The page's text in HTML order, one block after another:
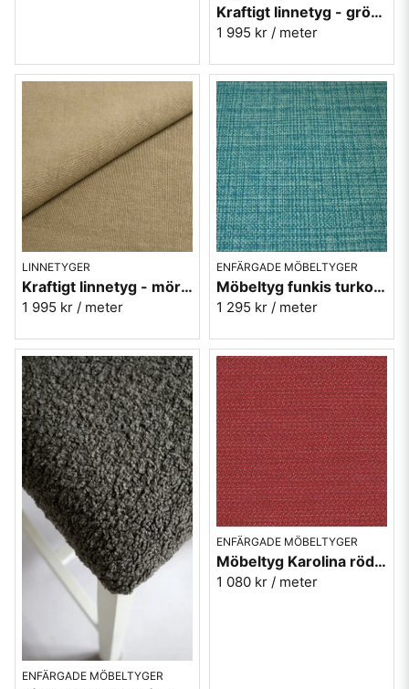
Kraftigt linnetyg - grönt möbeltyg Enzimi Green 523
1 995 kr / meter
LINNETYGER
Kraftigt linnetyg - mörkbeige möbeltyg - Enzimi Jute 532
1 995 kr / meter
ENFÄRGADE MÖBELTYGER
Möbeltyg funkis turkos - Pacific - Funk nr.9704
1 295 kr / meter
ENFÄRGADE MÖBELTYGER
ENFÄRGADE MÖBELTYGER
Möbeltyg Karolina röd nr.32 - C Malmstens-kvalitet
1 080 kr / meter